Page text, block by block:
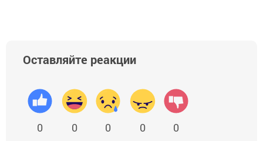
Оставляйте реакции
0 0 0 0 0